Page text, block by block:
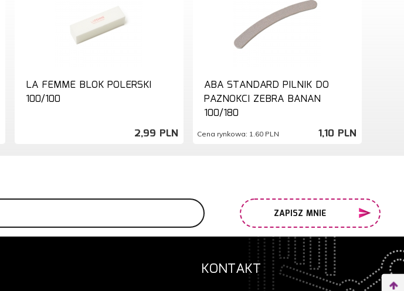
LA FEMME BLOK POLERSKI
100/100
2,99 PLN
ABA STANDARD PILNIK DO
PAZNOKCI ZEBRA BANAN
100/180
1,10 PLN
Cena rynkowa: 1.60 PLN
ZAPISZ MNIE
KONTAKT